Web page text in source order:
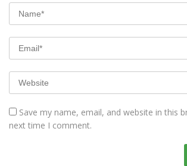
Save my name, email, and website in this
next time I comment.